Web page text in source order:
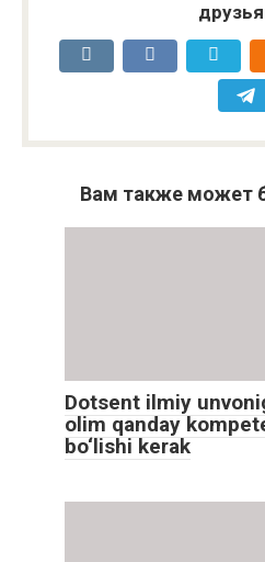
Вам также может
Dotsent ilmiy
olim qanday
bo‘lishi kerak